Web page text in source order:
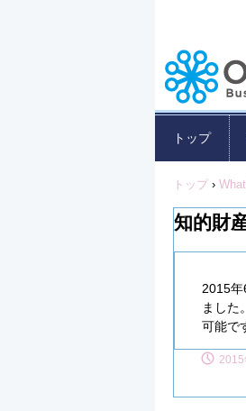
トップ
トップ ›
知的財
2015年
ました
可能で
2015